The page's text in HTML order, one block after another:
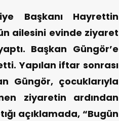
Başkanı Hayrettin
ailesini evinde ziyaret
Başkan Güngör’e
Yapılan iftar sonrası
Güngör, çocuklarıyla
ziyaretin ardından
açıklamada, “Bugün